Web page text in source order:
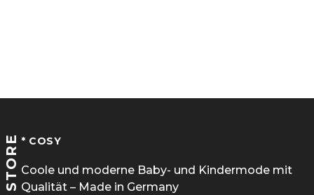
STORE * COSY
Coole und moderne Baby- und Kindermode mit
Qualität – Made in Germany